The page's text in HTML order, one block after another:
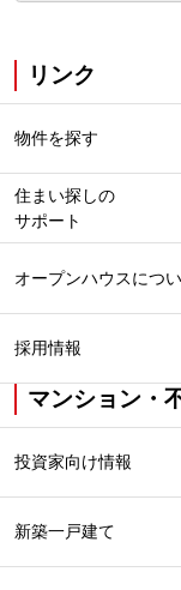
リンク
物件を探す
住まい探しの
サポート
オープンハウスにつ
採用情報
マンション・
投資家向け情報
新築一戸建て